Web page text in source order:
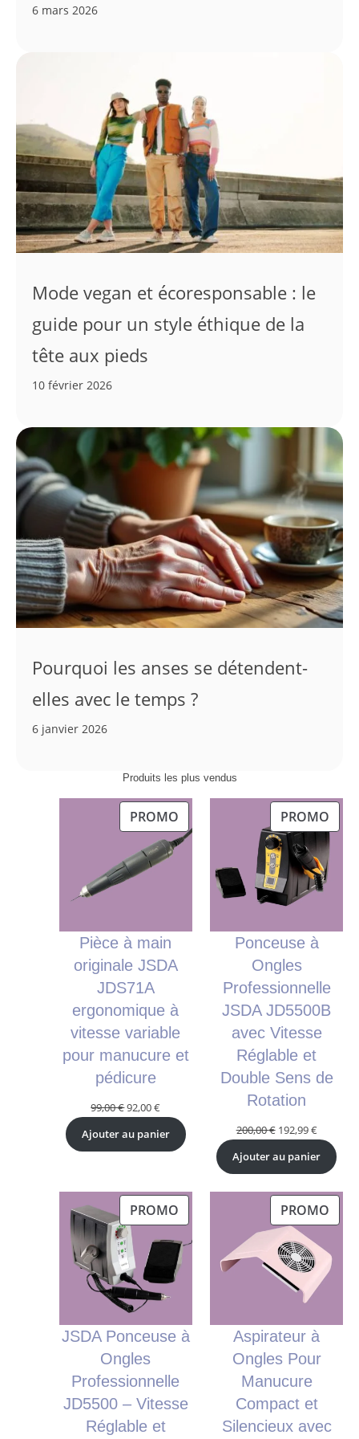
6 mars 2026
Mode vegan et écoresponsable : le
guide pour un style éthique de la
tête aux pieds
10 février 2026
Pourquoi les anses se détendent-
elles avec le temps ?
6 janvier 2026
Produits les plus vendus
PROMOPRODUIT
EN
PROMOTION
Pièce à main
originale JSDA
JDS71A
ergonomique à
vitesse variable
pour manucure et
pédicure
99,00€Le
initial
92,00€Le
prix
actuel
Ajouter au panier
PROMO
EN
Ponceuse à
Ongles
Professionnelle
JSDA JD5500B
avec Vitesse
Réglable et
Double Sens de
Rotation
200,00€ Le
initial
200,00 €.
192,99€Le
prix
actuel
192,99 €.
Ajouter au panier
PROMOPRODUIT
PROMOTION
JSDA Ponceuse à
Ongles
Professionnelle
JD5500 – Vitesse
Réglable et
PROMO
Aspirateur à
Ongles Pour
Manucure
Compact et
Silencieux avec